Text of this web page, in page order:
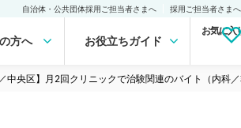
自治体・公共団体採用ご担当者さまへ 採用ご担当者さまへ
方へ お役立ちガイド
お気に入
中央区】月2回クリニックで治験関連のバイト（内科／